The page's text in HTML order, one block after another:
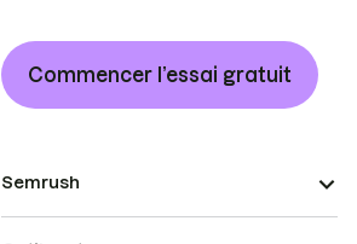
Commencer l’essai gratuit
Semrush